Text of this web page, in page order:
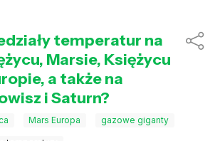
temperatur na
Marsie, Księżycu
a także na
i Saturn?
Mars Europa gazowe giganty